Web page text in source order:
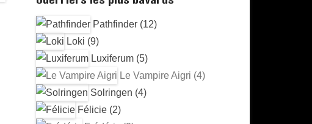
Pathfinder (12)
Loki (9)
Luxiferum (5)
Le Vampire Aigri (4)
Solringen (4)
Félicie (2)